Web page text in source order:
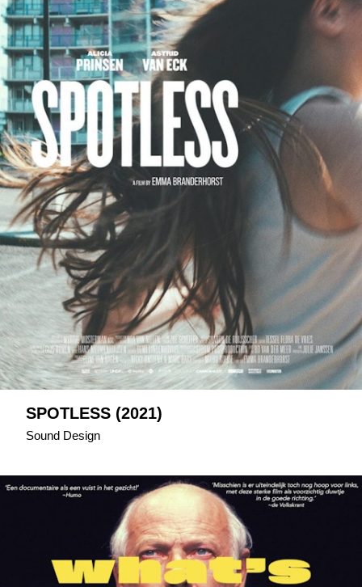
SPOTLESS (2021)
Sound Design